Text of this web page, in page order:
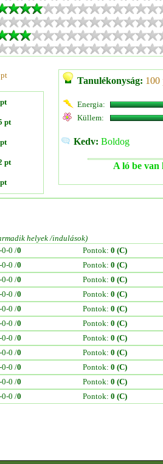
pt
pt
Tanulékonyság: 100
Energia:
Küllem:
Kedv: Boldog
A ló be van
helyek /indulások)
0-0 /0 Pontok: 0 (C)
0-0 /0 Pontok: 0 (C)
0-0 /0 Pontok: 0 (C)
0-0 /0 Pontok: 0 (C)
0-0 /0 Pontok: 0 (C)
0-0 /0 Pontok: 0 (C)
0-0 /0 Pontok: 0 (C)
0-0 /0 Pontok: 0 (C)
0-0 /0 Pontok: 0 (C)
0-0 /0 Pontok: 0 (C)
0-0 /0 Pontok: 0 (C)